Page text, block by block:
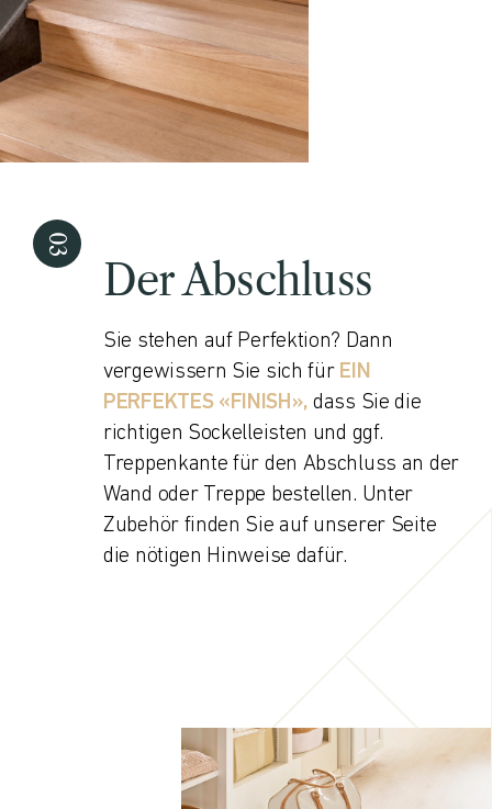
Der Abschluss
Sie stehen auf Perfektion? Dann
vergewissern Sie sich für EIN
PERFEKTES «FINISH», dass Sie die
richtigen Sockelleisten und ggf.
Treppenkante für den Abschluss an der
Wand oder Treppe bestellen. Unter
Zubehör finden Sie auf unserer Seite
die nötigen Hinweise dafür.